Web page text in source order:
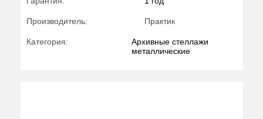
Производитель: Практик
Категория:
Архивные стеллажи
металлические